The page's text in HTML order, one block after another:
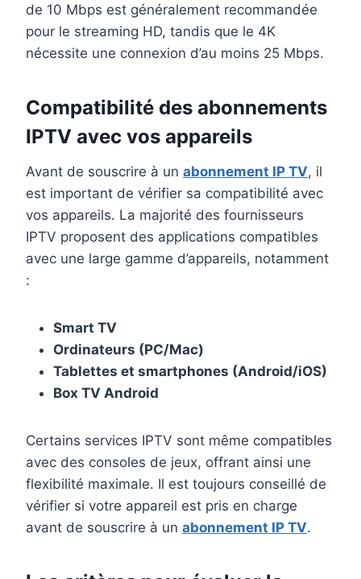
de 10 Mbps est généralement recommandée
pour le streaming HD, tandis que le 4K
nécessite une connexion d’au moins 25 Mbps.
Compatibilité des abonnements
IPTV avec vos appareils
Avant de souscrire à un abonnement IP TV, il
est important de vérifier sa compatibilité avec
vos appareils. La majorité des fournisseurs
IPTV proposent des applications compatibles
avec une large gamme d’appareils, notamment
:
Smart TV
Ordinateurs (PC/Mac)
Tablettes et smartphones (Android/iOS)
Box TV Android
Certains services IPTV sont même compatibles
avec des consoles de jeux, offrant ainsi une
flexibilité maximale. Il est toujours conseillé de
vérifier si votre appareil est pris en charge
avant de souscrire à un abonnement IP TV.